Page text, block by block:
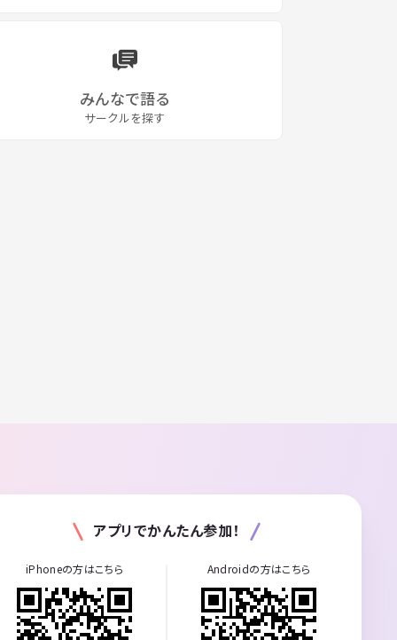
みんなで語る
サークルを探す
アプリでかんたん参加！
iPhoneの方はこちら Androidの方はこちら